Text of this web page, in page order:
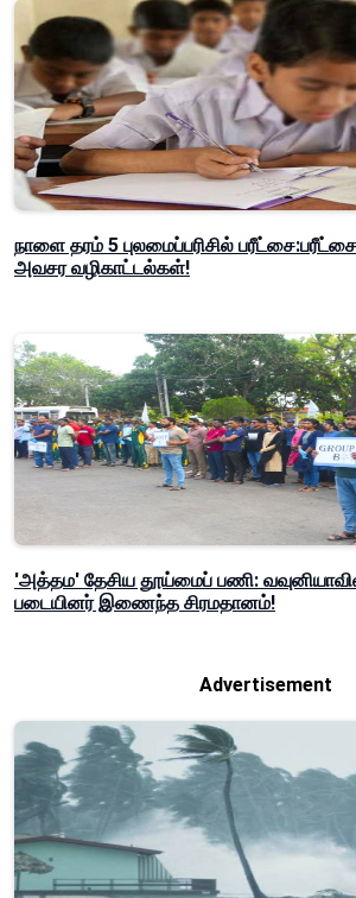
நாளை தரம் 5 புலமைப்பரிசில்
அவசர வழிகாட்டல்கள்!
'அத்தம' தேசிய தூய்மைப் பணி:
படையினர் இணைந்த சிரமதானம்!
Advertisement